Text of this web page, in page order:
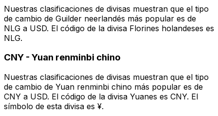
Nuestras clasificaciones de divisas muestran que el tipo
de cambio de Guilder neerlandés más popular es de
NLG a USD. El código de la divisa Florines holandeses es
NLG.
CNY - Yuan renminbi chino
Nuestras clasificaciones de divisas muestran que el tipo
de cambio de Yuan renminbi chino más popular es de
CNY a USD. El código de la divisa Yuanes es CNY. El
símbolo de esta divisa es ¥.